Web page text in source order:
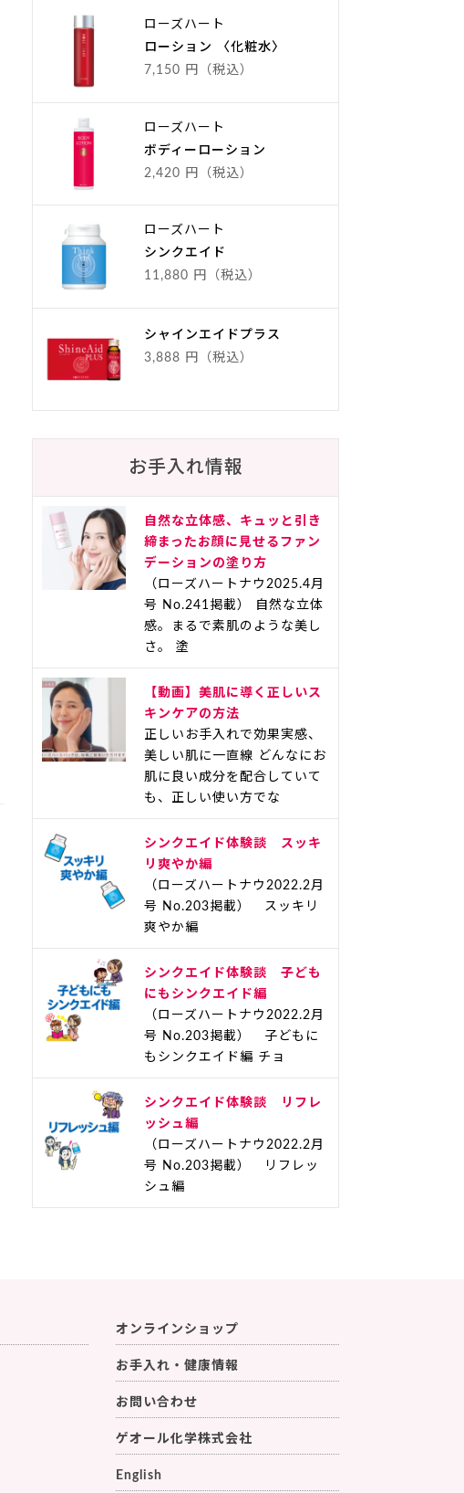
ローズハート
ローション 〈化粧水〉
7,150 円（税込）
ローズハート
ボディーローション
2,420 円（税込）
ローズハート
シンクエイド
11,880 円（税込）
シャインエイドプラス
3,888 円（税込）
お手入れ情報
自然な立体感、キュッと引き
締まったお顔に見せるファン
デーションの塗り方
（ローズハートナウ2025.4月
号 No.241掲載） 自然な立体
感。まるで素肌のような美し
さ。 塗
【動画】美肌に導く正しいス
キンケアの方法
正しいお手入れで効果実感、
美しい肌に一直線 どんなにお
肌に良い成分を配合していて
も、正しい使い方でな
シンクエイド体験談 スッキ
リ爽やか編
（ローズハートナウ2022.2月
号 No.203掲載） スッキリ
爽やか編
シンクエイド体験談 子ども
にもシンクエイド編
（ローズハートナウ2022.2月
号 No.203掲載） 子どもに
もシンクエイド編 チョ
シンクエイド体験談 リフレ
ッシュ編
（ローズハートナウ2022.2月
号 No.203掲載） リフレッ
シュ編
オンラインショップ
お手入れ・健康情報
お問い合わせ
ゲオール化学株式会社
English